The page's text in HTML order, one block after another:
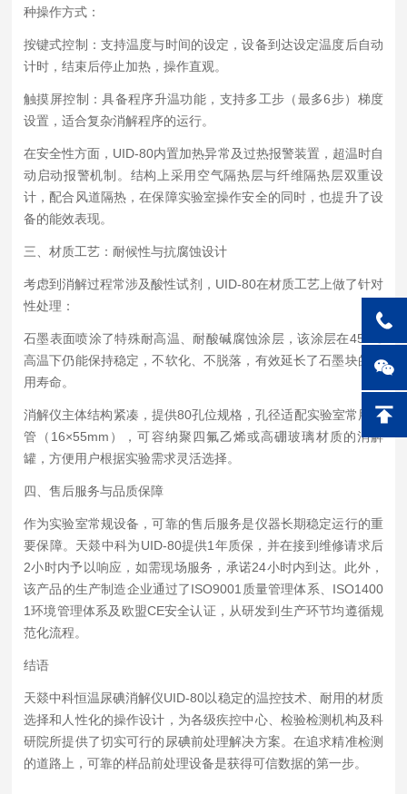
种操作方式：
按键式控制：支持温度与时间的设定，设备到达设定温度后自动
计时，结束后停止加热，操作直观。
触摸屏控制：具备程序升温功能，支持多工步（最多6步）梯度
设置，适合复杂消解程序的运行。
在安全性方面，UID-80内置加热异常及过热报警装置，超温时自
动启动报警机制。结构上采用空气隔热层与纤维隔热层双重设
计，配合风道隔热，在保障实验室操作安全的同时，也提升了设
备的能效表现。
三、材质工艺：耐候性与抗腐蚀设计
考虑到消解过程常涉及酸性试剂，UID-80在材质工艺上做了针对
性处理：
石墨表面喷涂了特殊耐高温、耐酸碱腐蚀涂层，该涂层在450℃
高温下仍能保持稳定，不软化、不脱落，有效延长了石墨块的使
用寿命。
消解仪主体结构紧凑，提供80孔位规格，孔径适配实验室常用试
管（16×55mm），可容纳聚四氟乙烯或高硼玻璃材质的消解
罐，方便用户根据实验需求灵活选择。
四、售后服务与品质保障
作为实验室常规设备，可靠的售后服务是仪器长期稳定运行的重
要保障。天燚中科为UID-80提供1年质保，并在接到维修请求后
2小时内予以响应，如需现场服务，承诺24小时内到达。此外，
该产品的生产制造企业通过了ISO9001质量管理体系、ISO1400
1环境管理体系及欧盟CE安全认证，从研发到生产环节均遵循规
范化流程。
结语
天燚中科恒温尿碘消解仪UID-80以稳定的温控技术、耐用的材质
选择和人性化的操作设计，为各级疾控中心、检验检测机构及科
研院所提供了切实可行的尿碘前处理解决方案。在追求精准检测
的道路上，可靠的样品前处理设备是获得可信数据的第一步。